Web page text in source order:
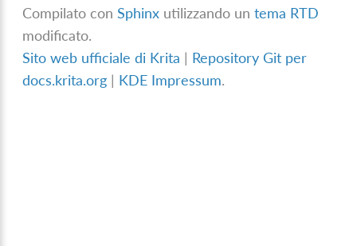
Compilato conSphinx utilizzando untema RTD
modificato.
Sito web ufficiale di Krita | Repository Git per
docs.krita.org | KDE Impressum.